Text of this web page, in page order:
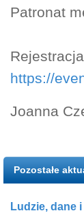
Patronat
https://
Joanna
Pozostałe
Ludzie, dane